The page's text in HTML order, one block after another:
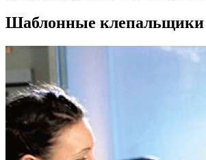
Шаблонные клепальщики